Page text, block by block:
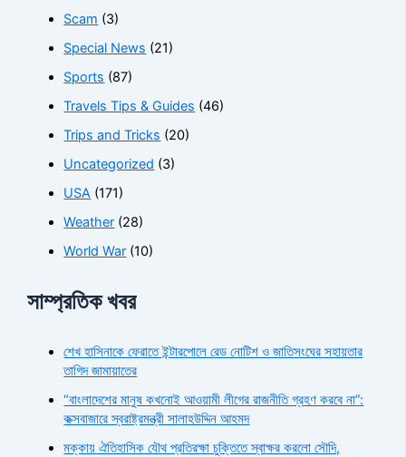
Scam (3)
Special News (21)
Sports (87)
Travels Tips & Guides (46)
Trips and Tricks (20)
Uncategorized (3)
USA (171)
Weather (28)
World War (10)
সাম্প্রতিক খবর
শেখ হাসিনাকে ফেরাতে ইন্টারপোলে রেড নোটিশ ও জাতিসংঘের সহায়তার
তাগিদ জামায়াতের
“বাংলাদেশের মানুষ কখনোই আওয়ামী লীগের রাজনীতি গ্রহণ করবে না”:
কক্সবাজারে স্বরাষ্ট্রমন্ত্রী সালাহউদ্দিন আহমদ
মক্কায় ঐতিহাসিক যৌথ প্রতিরক্ষা চুক্তিতে স্বাক্ষর করলো সৌদি,